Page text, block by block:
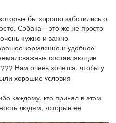
бы хорошо заботились о
Собака – это же не просто
нужно и важно
кормление и удобное
составляющие
Нам очень хочется, чтобы у
хорошие условия
каждому, кто принял в этом
людям, которые ее